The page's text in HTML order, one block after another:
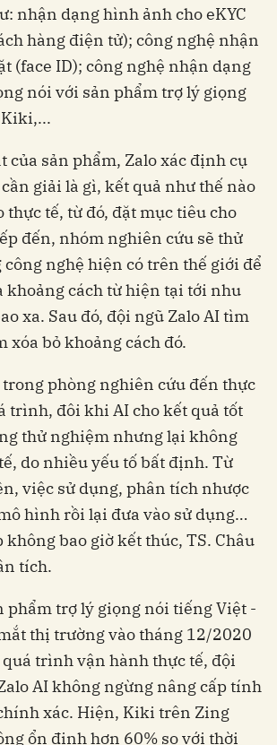
nhận dạng hình ảnh cho eKYC
hàng điện tử); công nghệ nhận
(face ID); công nghệ nhận dạng
nói với sản phẩm trợ lý giọng
của sản phẩm, Zalo xác định cụ
giải là gì, kết quả như thế nào
thực tế, từ đó, đặt mục tiêu cho
đến, nhóm nghiên cứu sẽ thử
nghệ hiện có trên thế giới để
khoảng cách từ hiện tại tới nhu
xa. Sau đó, đội ngũ Zalo AI tìm
xóa bỏ khoảng cách đó.
phòng nghiên cứu đến thực
trình, đôi khi AI cho kết quả tốt
thử nghiệm nhưng lại không
do nhiều yếu tố bất định. Từ
việc sử dụng, phân tích nhược
hình rồi lại đưa vào sử dụng…
không bao giờ kết thúc, TS. Châu
tích.
phẩm trợ lý giọng nói tiếng Việt -
thị trường vào tháng 12/2020
trình vận hành thực tế, đội
AI không ngừng nâng cấp tính
xác. Hiện, Kiki trên Zing
ổn định hơn 60% so với thời